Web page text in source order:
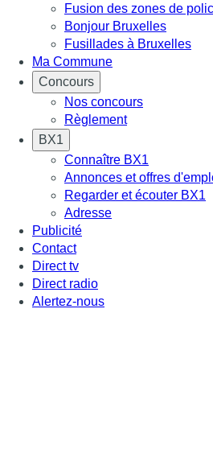
Fusion des zones de
Bonjour Bruxelles
Fusillades à Bruxelles
Ma Commune
Concours
Nos concours
Règlement
BX1
Connaître BX1
Annonces et offres
Regarder et écouter BX1
Adresse
Publicité
Contact
Direct tv
Direct radio
Alertez-nous